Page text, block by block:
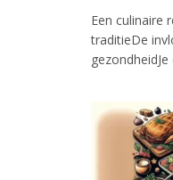
Een culinaire
traditieDe